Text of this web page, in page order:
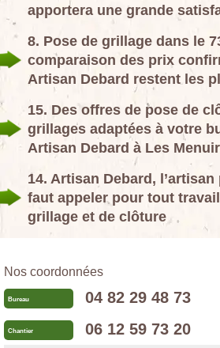
apportera une grande
8. Pose de grillage dans le
comparaison des prix
Artisan Debard restent les
15. Des offres de pose de
grillages adaptées à votre
Artisan Debard à Les
14. Artisan Debard, l’artisan
faut appeler pour tout
grillage et de clôture
Nos coordonnées
Bureau 04 82 29 48 73
Chantier 06 12 59 73 20